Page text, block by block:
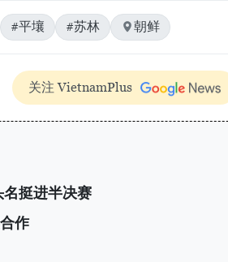
#平壤 #苏林 朝鲜
关注 VietnamPlus
挺进半决赛
作